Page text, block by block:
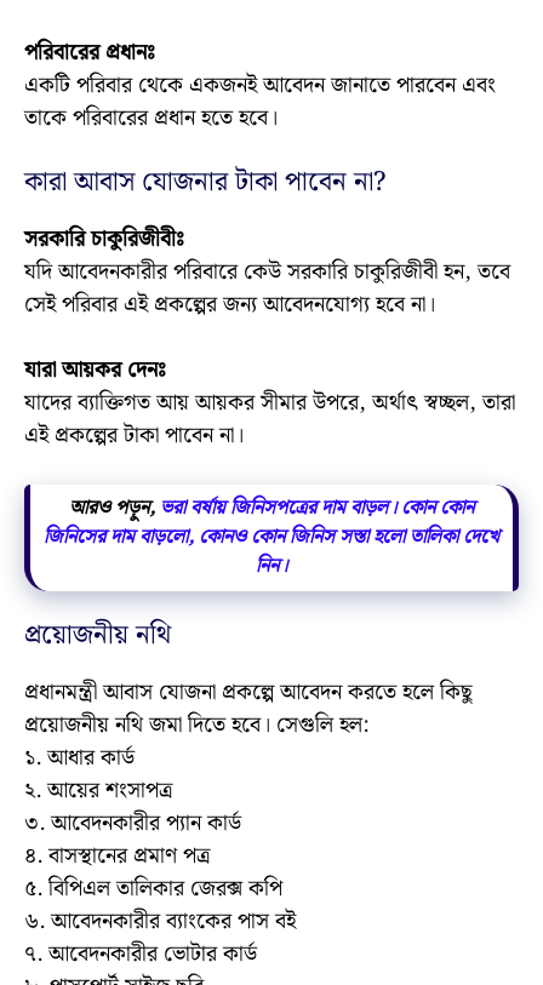
পরিবারের প্রধানঃ
একটি পরিবার থেকে একজনই আবেদন জানাতে পারবেন এবং
তাকে পরিবারের প্রধান হতে হবে।
কারা আবাস যোজনার টাকা পাবেন না?
সরকারি চাকুরিজীবীঃ
যদি আবেদনকারীর পরিবারে কেউ সরকারি চাকুরিজীবী হন, তবে
সেই পরিবার এই প্রকল্পের জন্য আবেদনযোগ্য হবে না।
যারা আয়কর দেনঃ
যাদের ব্যাক্তিগত আয় আয়কর সীমার উপরে, অর্থাৎ স্বচ্ছল, তারা
এই প্রকল্পের টাকা পাবেন না।
আরও পড়ুন, ভরা বর্ষায় জিনিসপত্রের দাম বাড়ল। কোন কোন
জিনিসের দাম বাড়লো, কোনও কোন জিনিস সস্তা হলো তালিকা দেখে
নিন।
প্রয়োজনীয় নথি
প্রধানমন্ত্রী আবাস যোজনা প্রকল্পে আবেদন করতে হলে কিছু
প্রয়োজনীয় নথি জমা দিতে হবে। সেগুলি হল:
১. আধার কার্ড
২. আয়ের শংসাপত্র
৩. আবেদনকারীর প্যান কার্ড
৪. বাসস্থানের প্রমাণ পত্র
৫. বিপিএল তালিকার জেরক্স কপি
৬. আবেদনকারীর ব্যাংকের পাস বই
৭. আবেদনকারীর ভোটার কার্ড